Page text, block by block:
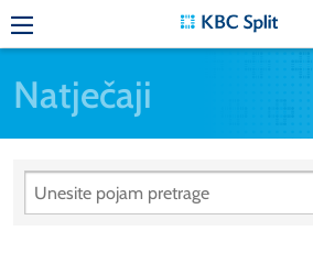
Natječaji